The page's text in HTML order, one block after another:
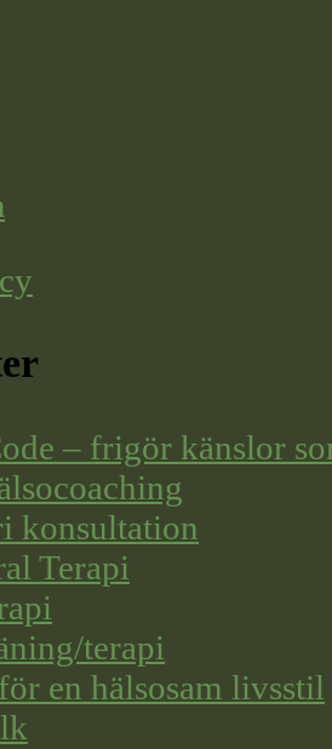
– frigör känslor
konsultation
Terapi
terapi
en hälsosam livsstil